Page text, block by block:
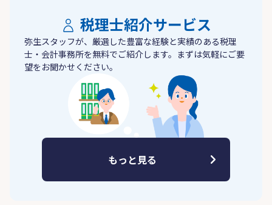
税理士紹介サービス
弥生スタッフが、厳選した豊富な経験と実績のある税理
士・会計事務所を無料でご紹介します。まずは気軽にご要
望をお聞かせください。
もっと見る